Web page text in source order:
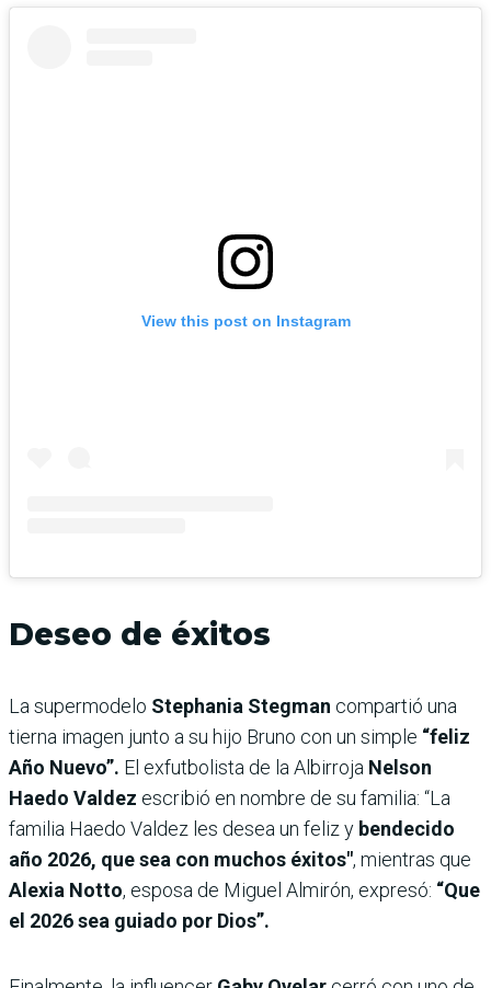
View this post on Instagram
Deseo de éxitos
La supermodelo Stephania Stegman compartió una
tierna imagen junto a su hijo Bruno con un simple “feliz
Año Nuevo”. El exfutbolista de la Albirroja Nelson
Haedo Valdez escribió en nombre de su familia: “La
familia Haedo Valdez les desea un feliz y bendecido
año 2026, que sea con muchos éxitos", mientras que
Alexia Notto, esposa de Miguel Almirón, expresó: “Que
el 2026 sea guiado por Dios”.